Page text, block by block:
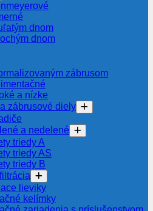
dnom
dnom
zábrusom
a nízke
zábrusové diely
a nedelené
triedy A
triedy AS
triedy B
lieviky
kelímky